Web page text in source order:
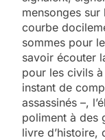
mensonges sur
courbe
sommes pour
savoir écouter
pour les civils à
instant de
assassinés –,
poliment à des
livre d’histoire,